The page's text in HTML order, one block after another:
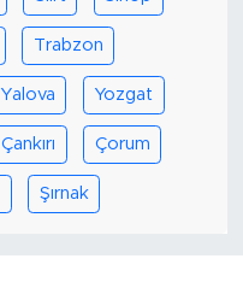
Trabzon
Yalova Yozgat
Çankırı Çorum
Şırnak